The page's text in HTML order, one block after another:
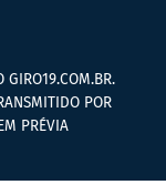
GIRO19.COM.BR.
POR
PRÉVIA